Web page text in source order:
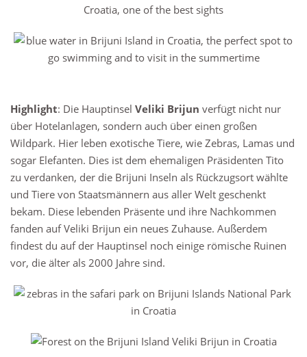
Highlight: Die Hauptinsel Veliki Brijun verfügt nicht nur
über Hotelanlagen, sondern auch über einen großen
Wildpark. Hier leben exotische Tiere, wie Zebras, Lamas und
sogar Elefanten. Dies ist dem ehemaligen Präsidenten Tito
zu verdanken, der die Brijuni Inseln als Rückzugsort wählte
und Tiere von Staatsmännern aus aller Welt geschenkt
bekam. Diese lebenden Präsente und ihre Nachkommen
fanden auf Veliki Brijun ein neues Zuhause. Außerdem
findest du auf der Hauptinsel noch einige römische Ruinen
vor, die älter als 2000 Jahre sind.